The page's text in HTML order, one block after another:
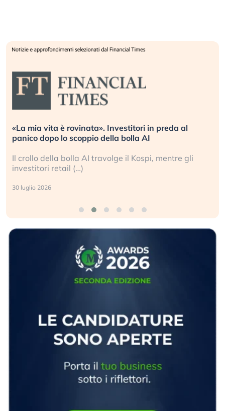
«La mia vita è rovinata». Investitori in preda al
panico dopo lo scoppio della bolla AI
Il crollo della bolla AI travolge il Kospi, mentre gli
investitori retail (…)
30 luglio 2026